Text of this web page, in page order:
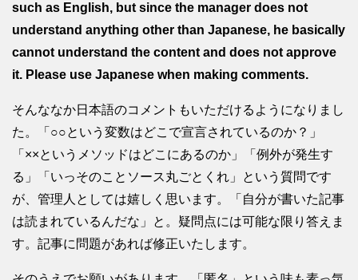
such as English, but since the manager does not
understand anything other than Japanese, he basically
cannot understand the content and does not approve
it. Please use Japanese when making comments.
そんななか日本語のコメントもいただけるようになりまし
た。「○○という変数はどこで宣言されているのか？」
「××というメソッドはどこにあるのか」「例外が発生す
る」「いっそのことソース丸ごとくれ」という質問です
が、管理人としては嬉しく思います。「自分が書いた記事
は読まれているんだな」と。疑問点には可能な限り答えま
す。記事に問題があれば修正いたします。